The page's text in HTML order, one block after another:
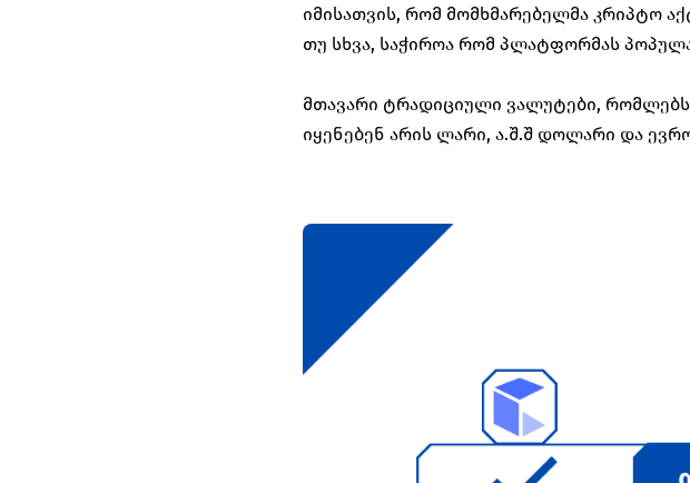
იმისათვის, რომ მომხმარებელმა კრიპტო
თუ სხვა, საჭიროა რომ პლატფორმას
მთავარი ტრადიციული ვალუტები,
იყენებენ არის ლარი, ა.შ.შ დოლარი და